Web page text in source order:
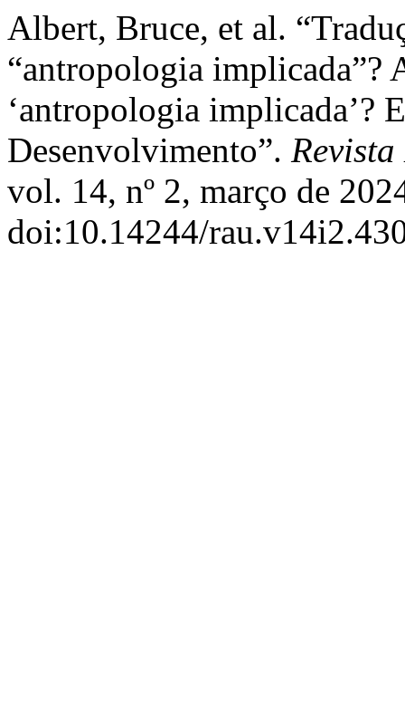
Albert, Bruce, et al.
“antropologia
‘antropologia implicada’?
Desenvolvimento”.
vol. 14, nº 2, março de
doi:10.14244/